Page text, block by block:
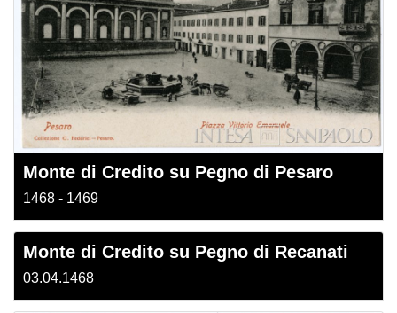
Monte di Credito su Pegno di Pesaro
1468 - 1469
Monte di Credito su Pegno di Recanati
03.04.1468